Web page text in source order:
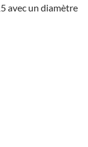
avec un diamètre